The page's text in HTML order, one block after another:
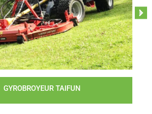
GYROBROYEUR TAIFUN